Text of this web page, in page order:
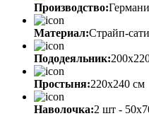
Производство:
Материал:Страйп-
Пододеяльник:
Простыня:220х240 см
Наволочка:2 шт -